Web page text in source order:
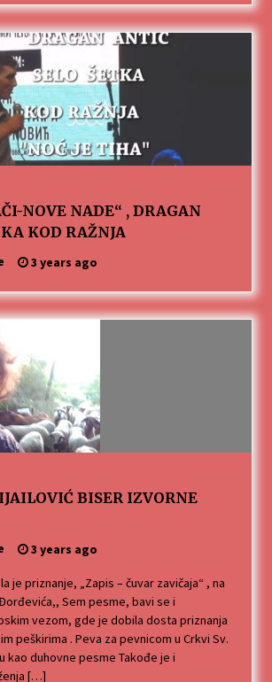
NOVE NADE“ , DRAGAN
KOD RAŽNJA
3 years ago
BISER IZVORNE
3 years ago
je priznanje, „Zapis – čuvar zavičaja“ , na
Sem pesme, bavi se i
vezom, gde je dobila dosta priznanja
peškirima . Peva za pevnicom u Crkvi Sv.
kao duhovne pesme Takođe je i
[…]